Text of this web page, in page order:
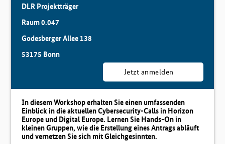
DLR Projektträger
Raum 0.047
Godesberger Allee 138
53175 Bonn
Jetzt anmelden
In diesem Workshop erhalten Sie einen umfassenden
Einblick in die aktuellen Cybersecurity-Calls in Horizon
Europe und Digital Europe. Lernen Sie Hands-On in
kleinen Gruppen, wie die Erstellung eines Antrags abläuft
und vernetzen Sie sich mit Gleichgesinnten.